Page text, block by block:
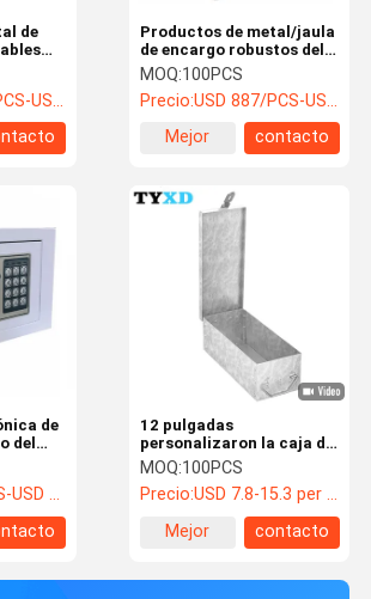
de
de la
127/PCS
Productos de metal/jaula
de encargo robustos del
perro del acero inoxidable
con 4 ruedas del echador
MOQ:100PCS
Precio:USD 887/PCS-USD 1050/PCS
Mejor
contacto
de
del
los
15/PCS
12 pulgadas
personalizaron la caja de
herramientas del metal
bloqueable para el
almacenamiento de los
cuchillos/de los objetos
de valor
MOQ:100PCS
Precio:USD 7.8-15.3 per piece
Mejor
contacto